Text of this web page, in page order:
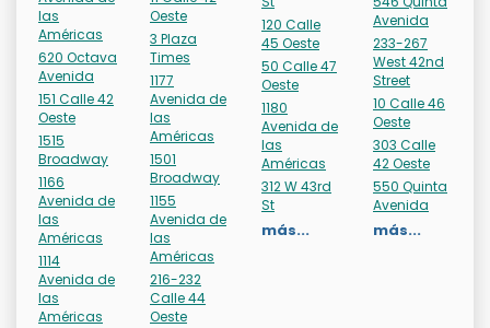
las
Américas
620 Octava
Avenida
151 Calle 42
Oeste
1515
Broadway
1166
Avenida de
las
Américas
1114
Avenida de
las
Américas
Oeste
3 Plaza
Times
1177
Avenida de
las
Américas
1501
Broadway
1155
Avenida de
las
Américas
216-232
Calle 44
Oeste
120 Calle
45 Oeste
50 Calle 47
Oeste
1180
Avenida de
las
Américas
312 W 43rd
St
más...
Avenida
233-267
West 42nd
Street
10 Calle 46
Oeste
303 Calle
42 Oeste
550 Quinta
Avenida
más...